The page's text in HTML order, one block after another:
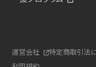
運営会社 特定商取引法